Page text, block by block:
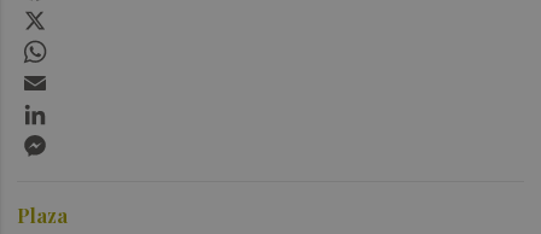
Plaza